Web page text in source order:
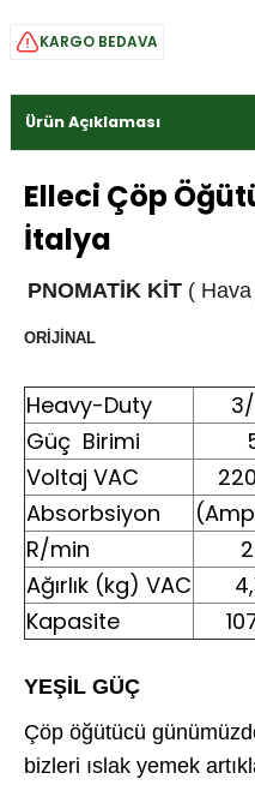
KARGO BEDAVA
Ürün Açıklaması
Elleci Çöp
İtalya
PNOMATİK KİT (
ORİJİNAL
Heavy-Duty
Güç Birimi
Voltaj VAC
Absorbsiyon
R/min
Ağırlık (kg) VAC
Kapasite
YEŞİL GÜÇ
Çöp öğütücü
bizleri ıslak yemek